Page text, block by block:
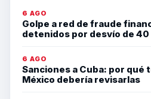
6 AGO
Golpe a red de fraude
detenidos por desvío de
6 AGO
Sanciones a Cuba: por qué
México debería revisarlas